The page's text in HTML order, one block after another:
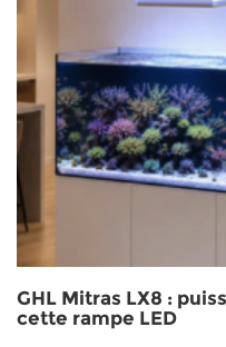
GHL Mitras LX8 :
cette rampe LED